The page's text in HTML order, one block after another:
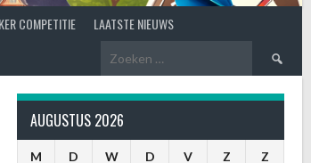
COMPETITIE LAATSTE NIEUWS
Zoeken
AUGUSTUS 2026
M D W D V Z Z